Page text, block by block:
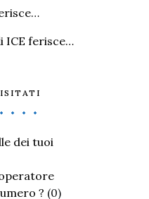
ICE ferisce…
dei tuoi
? (0)